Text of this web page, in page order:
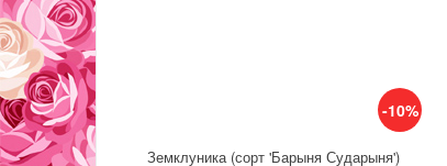
-10%
Земклуника (сорт 'Барыня Сударыня')